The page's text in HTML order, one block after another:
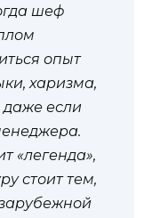
шеф
опыт
харизма,
даже если
«легенда»,
стоит тем,